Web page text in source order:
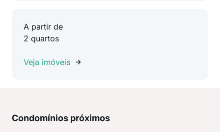
A partir de
2 quartos
Veja imóveis
Condomínios próximos